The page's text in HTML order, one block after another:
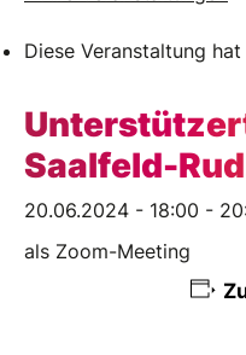
Diese Veranstaltung
Saalfeld-
20.06.2024 - 18:00 -
als Zoom-Meeting